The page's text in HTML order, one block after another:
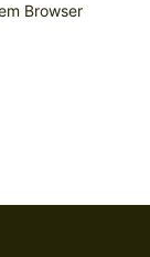
Browser